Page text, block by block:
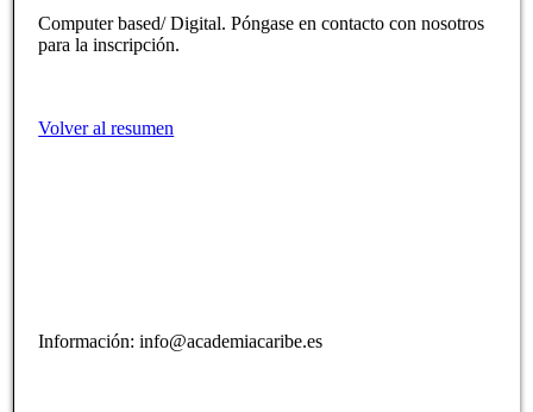
Computer based/ Digital. Póngase en contacto con nosotros
para la inscripción.
Volver al resumen
Información: info@academiacaribe.es